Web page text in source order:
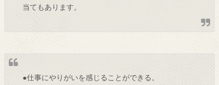
当てもあります。
●仕事にやりがいを感じることができる。